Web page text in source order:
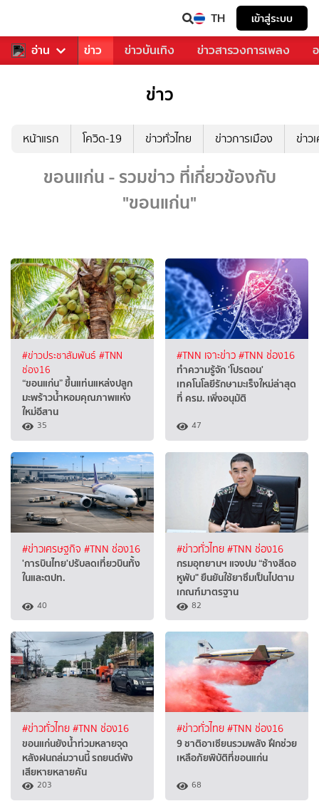
TH เข้าสู่ระบบ
อ่าน
คุณ กีฬา ข่าว ข่าวบันเทิง ข่าวสารวงการเพลง
ข่าว
หน้าแรก โควิด-19 ข่าวทั่วไทย ข่าวการเมือง ข่าว
ขอนแก่น - รวมข่าว ที่เกี่ยวข้องกับ
"ขอนแก่น"
#ข่าวประชาสัมพันธ์ #TNN
ช่อง16
“ขอนแก่น” ขึ้นแท่นแหล่งปลูก
มะพร้าวน้ำหอมคุณภาพแห่ง
ใหม่อีสาน
35
#TNN เจาะข่าว#TNN ช่อง16
ทำความรู้จัก 'โปรตอน'
เทคโนโลยีรักษามะเร็งใหม่ล่าสุด
ที่ ครม. เพิ่งอนุมัติ
47
#ข่าวเศรษฐกิจ #TNN ช่อง16
'การบินไทย'ปรับลดเที่ยวบินทั้ง
ในและตปท.
40
#ข่าวทั่วไทย#TNN ช่อง16
กรมอุทยานฯ แจงปม “ช้างสีดอ
หูพับ" ยืนยันใช้ยาซึมเป็นไปตาม
เกณฑ์มาตรฐาน
82
#ข่าวทั่วไทย#TNN ช่อง16
ขอนแก่นยังน้ำท่วมหลายจุด
หลังฝนถล่มวานนี้ รถยนต์พัง
เสียหายหลายคัน
203
#ข่าวทั่วไทย#TNN ช่อง16
9 ชาติอาเซียนรวมพลัง ฝึกช่วย
เหลือภัยพิบัติที่ขอนแก่น
68